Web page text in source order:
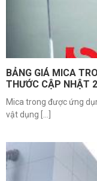
BẢNG GIÁ MICA
THƯỚC CẬP NHẬT
Mica trong được ứng
vật dụng [...]